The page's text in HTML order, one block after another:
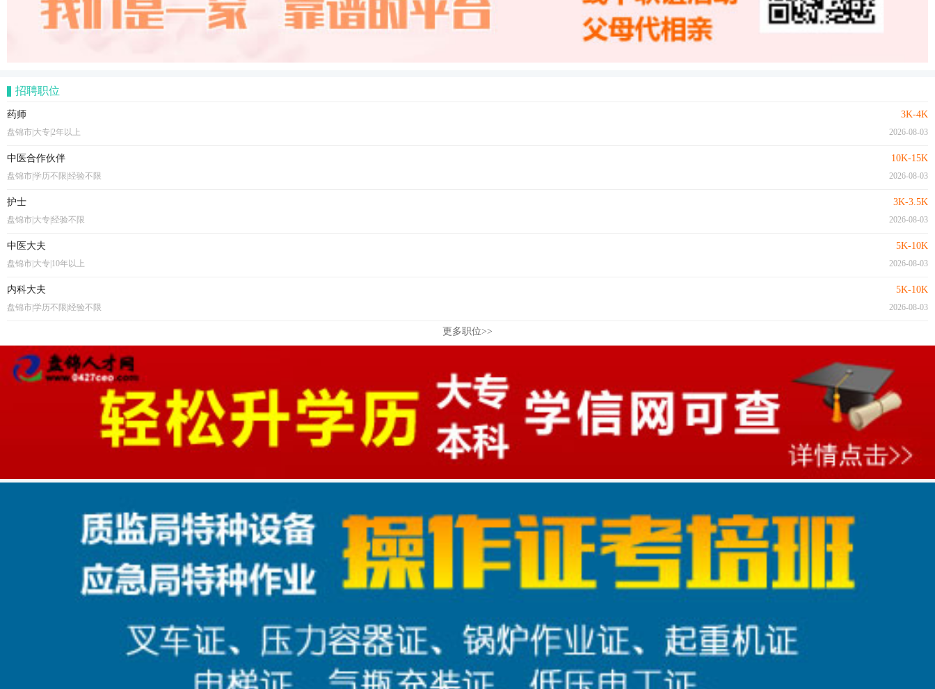
招聘职位
药师 3K-4K
盘锦市|大专|2年以上 2026-08-03
中医合作伙伴 10K-15K
盘锦市|学历不限|经验不限 2026-08-03
护士 3K-3.5K
盘锦市|大专|经验不限 2026-08-03
中医大夫 5K-10K
盘锦市|大专|10年以上 2026-08-03
内科大夫 5K-10K
盘锦市|学历不限|经验不限 2026-08-03
更多职位>>